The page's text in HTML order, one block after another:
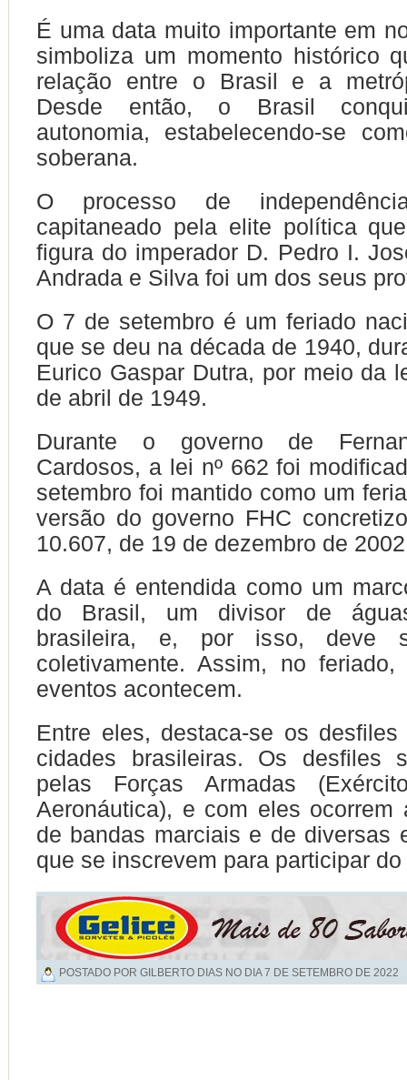
É uma data muito importante em
simboliza um momento histórico
relação entre o Brasil e a
Desde então, o Brasil
autonomia, estabelecendo-se
soberana.
O processo de
capitaneado pela elite política
figura do imperador D. Pedro I.
Andrada e Silva foi um dos seus
O 7 de setembro é um feriado
que se deu na década de 1940,
Eurico Gaspar Dutra, por meio da
de abril de 1949.
Durante o governo de
Cardosos, a lei nº 662 foi
setembro foi mantido como um
versão do governo FHC
10.607, de 19 de dezembro de
A data é entendida como um
do Brasil, um divisor de
brasileira, e, por isso, deve
coletivamente. Assim, no
eventos acontecem.
Entre eles, destaca-se os
cidades brasileiras. Os desfiles
pelas Forças Armadas
Aeronáutica), e com eles ocorrem
de bandas marciais e de diversas
que se inscrevem para participar
POSTADO POR GILBERTO DIAS NO DIA7 DE SETEMBRO DE 2022